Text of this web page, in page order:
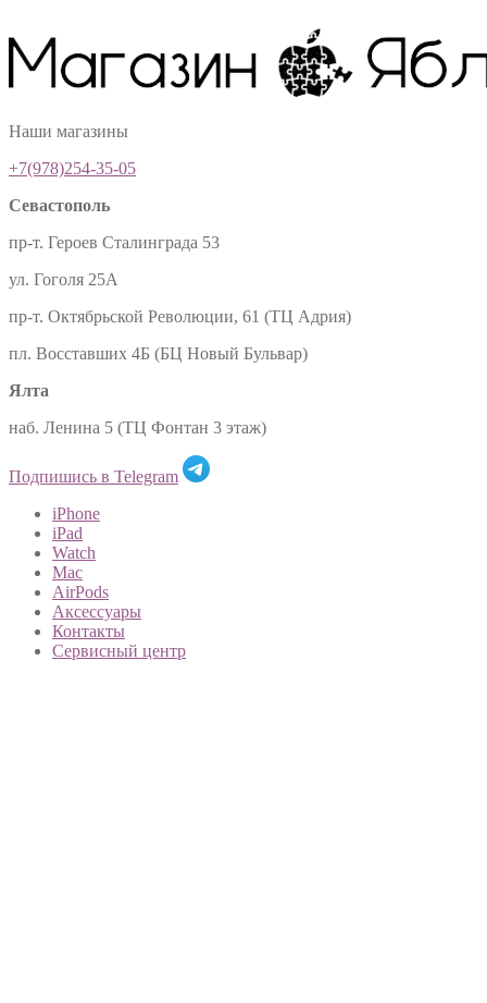
Наши магазины
+7(978)254-35-05
Севастополь
пр-т. Героев Сталинграда 53
ул. Гоголя 25А
пр-т. Октябрьской Революции, 61 (ТЦ Адрия)
пл. Восставших 4Б (БЦ Новый Бульвар)
Ялта
наб. Ленина 5 (ТЦ Фонтан 3 этаж)
Подпишись в Telegram
iPhone
iPad
Watch
Mac
AirPods
Аксессуары
Контакты
Сервисный центр